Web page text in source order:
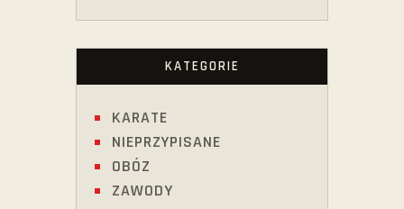
KATEGORIE
KARATE
NIEPRZYPISANE
OBÓZ
ZAWODY